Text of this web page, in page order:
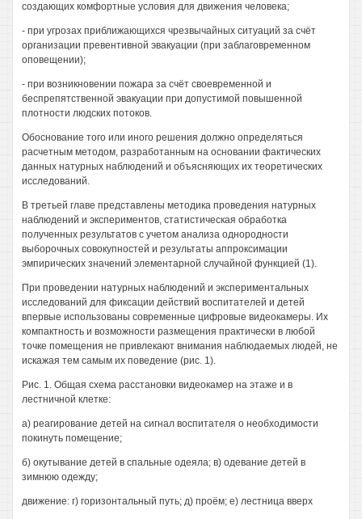
создающих комфортные условия для движения человека;
- при угрозах приближающихся чрезвычайных ситуаций за счёт
организации превентивной эвакуации (при заблаговременном
оповещении);
- при возникновении пожара за счёт своевременной и
беспрепятственной эвакуации при допустимой повышенной
плотности людских потоков.
Обоснование того или иного решения должно определяться
расчетным методом, разработанным на основании фактических
данных натурных наблюдений и объясняющих их теоретических
исследований.
В третьей главе представлены методика проведения натурных
наблюдений и экспериментов, статистическая обработка
полученных результатов с учетом анализа однородности
выборочных совокупностей и результаты аппроксимации
эмпирических значений элементарной случайной функцией (1).
При проведении натурных наблюдений и экспериментальных
исследований для фиксации действий воспитателей и детей
впервые использованы современные цифровые видеокамеры. Их
компактность и возможности размещения практически в любой
точке помещения не привлекают внимания наблюдаемых людей, не
искажая тем самым их поведение (рис. 1).
Рис. 1. Общая схема расстановки видеокамер на этаже и в
лестничной клетке:
а) реагирование детей на сигнал воспитателя о необходимости
покинуть помещение;
б) окутывание детей в спальные одеяла; в) одевание детей в
зимнюю одежду;
движение: г) горизонтальный путь; д) проём; е) лестница вверх